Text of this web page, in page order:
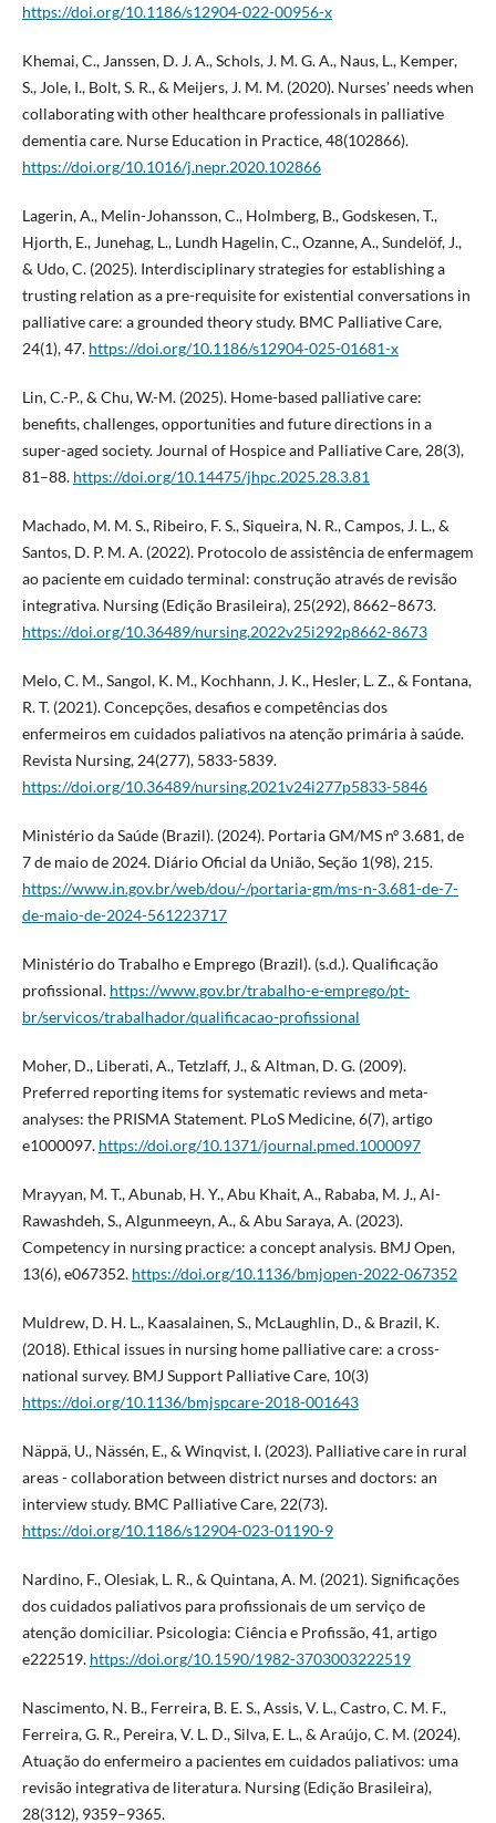
https://doi.org/10.1186/s12904-022-00956-x
Khemai, C., Janssen, D. J. A., Schols, J. M. G. A., Naus, L., Kemper,
S., Jole, I., Bolt, S. R., & Meijers, J. M. M. (2020). Nurses' needs when
collaborating with other healthcare professionals in palliative
dementia care. Nurse Education in Practice, 48(102866).
https://doi.org/10.1016/j.nepr.2020.102866
Lagerin, A., Melin-Johansson, C., Holmberg, B., Godskesen, T.,
Hjorth, E., Junehag, L., Lundh Hagelin, C., Ozanne, A., Sundelöf, J.,
& Udo, C. (2025). Interdisciplinary strategies for establishing a
trusting relation as a pre-requisite for existential conversations in
palliative care: a grounded theory study. BMC Palliative Care,
24(1), 47. https://doi.org/10.1186/s12904-025-01681-x
Lin, C.-P., & Chu, W.-M. (2025). Home-based palliative care:
benefits, challenges, opportunities and future directions in a
super-aged society. Journal of Hospice and Palliative Care, 28(3),
81–88. https://doi.org/10.14475/jhpc.2025.28.3.81
Machado, M. M. S., Ribeiro, F. S., Siqueira, N. R., Campos, J. L., &
Santos, D. P. M. A. (2022). Protocolo de assistência de enfermagem
ao paciente em cuidado terminal: construção através de revisão
integrativa. Nursing (Edição Brasileira), 25(292), 8662–8673.
https://doi.org/10.36489/nursing.2022v25i292p8662-8673
Melo, C. M., Sangol, K. M., Kochhann, J. K., Hesler, L. Z., & Fontana,
R. T. (2021). Concepções, desafios e competências dos
enfermeiros em cuidados paliativos na atenção primária à saúde.
Revista Nursing, 24(277), 5833-5839.
https://doi.org/10.36489/nursing.2021v24i277p5833-5846
Ministério da Saúde (Brazil). (2024). Portaria GM/MS nº 3.681, de
7 de maio de 2024. Diário Oficial da União, Seção 1(98), 215.
https://www.in.gov.br/web/dou/-/portaria-gm/ms-n-3.681-de-7-
de-maio-de-2024-561223717
Ministério do Trabalho e Emprego (Brazil). (s.d.). Qualificação
profissional. https://www.gov.br/trabalho-e-emprego/pt-
br/servicos/trabalhador/qualificacao-profissional
Moher, D., Liberati, A., Tetzlaff, J., & Altman, D. G. (2009).
Preferred reporting items for systematic reviews and meta-
analyses: the PRISMA Statement. PLoS Medicine, 6(7), artigo
e1000097. https://doi.org/10.1371/journal.pmed.1000097
Mrayyan, M. T., Abunab, H. Y., Abu Khait, A., Rababa, M. J., Al-
Rawashdeh, S., Algunmeeyn, A., & Abu Saraya, A. (2023).
Competency in nursing practice: a concept analysis. BMJ Open,
13(6), e067352. https://doi.org/10.1136/bmjopen-2022-067352
Muldrew, D. H. L., Kaasalainen, S., McLaughlin, D., & Brazil, K.
(2018). Ethical issues in nursing home palliative care: a cross-
national survey. BMJ Support Palliative Care, 10(3)
https://doi.org/10.1136/bmjspcare-2018-001643
Näppä, U., Nässén, E., & Winqvist, I. (2023). Palliative care in rural
areas - collaboration between district nurses and doctors: an
interview study. BMC Palliative Care, 22(73).
https://doi.org/10.1186/s12904-023-01190-9
Nardino, F., Olesiak, L. R., & Quintana, A. M. (2021). Significações
dos cuidados paliativos para profissionais de um serviço de
atenção domiciliar. Psicologia: Ciência e Profissão, 41, artigo
e222519. https://doi.org/10.1590/1982-3703003222519
Nascimento, N. B., Ferreira, B. E. S., Assis, V. L., Castro, C. M. F.,
Ferreira, G. R., Pereira, V. L. D., Silva, E. L., & Araújo, C. M. (2024).
Atuação do enfermeiro a pacientes em cuidados paliativos: uma
revisão integrativa de literatura. Nursing (Edição Brasileira),
28(312), 9359–9365.